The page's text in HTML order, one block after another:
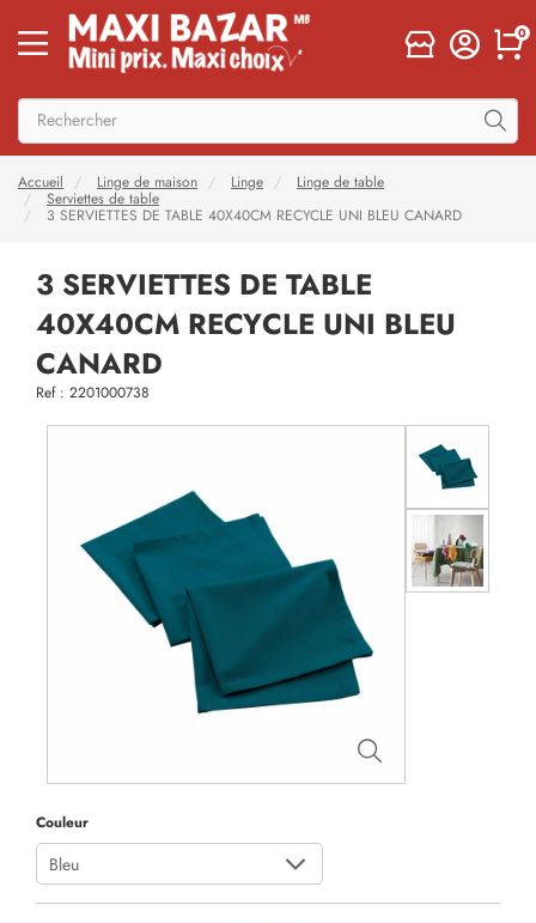
0
Accueil Linge de maison Linge
Linge de table
Serviettes de table
3 SERVIETTES DE TABLE 40X40CM RECYCLE UNI BLEU CANARD
3 SERVIETTES DE TABLE
40X40CM RECYCLE UNI BLEU
CANARD
Ref : 2201000738
Couleur
Bleu